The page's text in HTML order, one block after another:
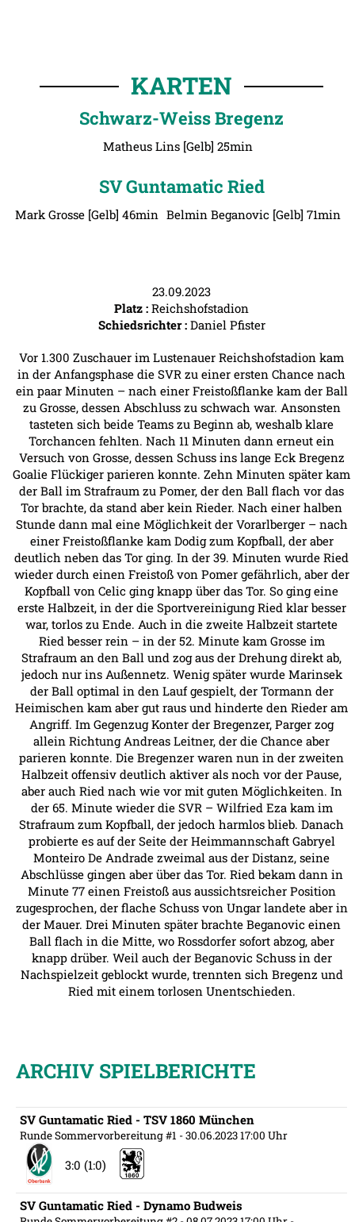
KARTEN
Schwarz-Weiss Bregenz
Matheus Lins [Gelb] 25min
SV Guntamatic Ried
Mark Grosse [Gelb] 46min Belmin Beganovic [Gelb] 71min
23.09.2023
Platz : Reichshofstadion
Schiedsrichter : Daniel Pfister
Vor 1.300 Zuschauer im Lustenauer Reichshofstadion kam
in der Anfangsphase die SVR zu einer ersten Chance nach
ein paar Minuten – nach einer Freistoßflanke kam der Ball
zu Grosse, dessen Abschluss zu schwach war. Ansonsten
tasteten sich beide Teams zu Beginn ab, weshalb klare
Torchancen fehlten. Nach 11 Minuten dann erneut ein
Versuch von Grosse, dessen Schuss ins lange Eck Bregenz
Goalie Flückiger parieren konnte. Zehn Minuten später kam
der Ball im Strafraum zu Pomer, der den Ball flach vor das
Tor brachte, da stand aber kein Rieder. Nach einer halben
Stunde dann mal eine Möglichkeit der Vorarlberger – nach
einer Freistoßflanke kam Dodig zum Kopfball, der aber
deutlich neben das Tor ging. In der 39. Minuten wurde Ried
wieder durch einen Freistoß von Pomer gefährlich, aber der
Kopfball von Celic ging knapp über das Tor. So ging eine
erste Halbzeit, in der die Sportvereinigung Ried klar besser
war, torlos zu Ende. Auch in die zweite Halbzeit startete
Ried besser rein – in der 52. Minute kam Grosse im
Strafraum an den Ball und zog aus der Drehung direkt ab,
jedoch nur ins Außennetz. Wenig später wurde Marinsek
der Ball optimal in den Lauf gespielt, der Tormann der
Heimischen kam aber gut raus und hinderte den Rieder am
Angriff. Im Gegenzug Konter der Bregenzer, Parger zog
allein Richtung Andreas Leitner, der die Chance aber
parieren konnte. Die Bregenzer waren nun in der zweiten
Halbzeit offensiv deutlich aktiver als noch vor der Pause,
aber auch Ried nach wie vor mit guten Möglichkeiten. In
der 65. Minute wieder die SVR – Wilfried Eza kam im
Strafraum zum Kopfball, der jedoch harmlos blieb. Danach
probierte es auf der Seite der Heimmannschaft Gabryel
Monteiro De Andrade zweimal aus der Distanz, seine
Abschlüsse gingen aber über das Tor. Ried bekam dann in
Minute 77 einen Freistoß aus aussichtsreicher Position
zugesprochen, der flache Schuss von Ungar landete aber in
der Mauer. Drei Minuten später brachte Beganovic einen
Ball flach in die Mitte, wo Rossdorfer sofort abzog, aber
knapp drüber. Weil auch der Beganovic Schuss in der
Nachspielzeit geblockt wurde, trennten sich Bregenz und
Ried mit einem torlosen Unentschieden.
ARCHIV SPIELBERICHTE
SV Guntamatic Ried - TSV 1860 München
Runde Sommervorbereitung #1 - 30.06.2023 17:00 Uhr
3:0 (1:0)
SV Guntamatic Ried - Dynamo Budweis